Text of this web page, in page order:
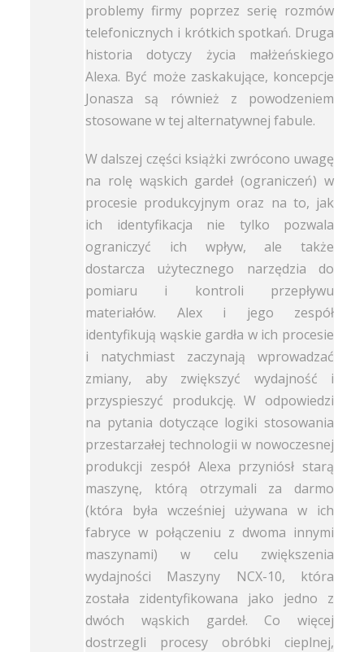
problemy firmy poprzez serię rozmów
telefonicznych i krótkich spotkań. Druga
historia dotyczy życia małżeńskiego
Alexa. Być może zaskakujące, koncepcje
Jonasza są również z powodzeniem
stosowane w tej alternatywnej fabule.
W dalszej części książki zwrócono uwagę
na rolę wąskich gardeł (ograniczeń) w
procesie produkcyjnym oraz na to, jak
ich identyfikacja nie tylko pozwala
ograniczyć ich wpływ, ale także
dostarcza użytecznego narzędzia do
pomiaru i kontroli przepływu
materiałów. Alex i jego zespół
identyfikują wąskie gardła w ich procesie
i natychmiast zaczynają wprowadzać
zmiany, aby zwiększyć wydajność i
przyspieszyć produkcję. W odpowiedzi
na pytania dotyczące logiki stosowania
przestarzałej technologii w nowoczesnej
produkcji zespół Alexa przyniósł starą
maszynę, którą otrzymali za darmo
(która była wcześniej używana w ich
fabryce w połączeniu z dwoma innymi
maszynami) w celu zwiększenia
wydajności Maszyny NCX-10, która
została zidentyfikowana jako jedno z
dwóch wąskich gardeł. Co więcej
dostrzegli procesy obróbki cieplnej,